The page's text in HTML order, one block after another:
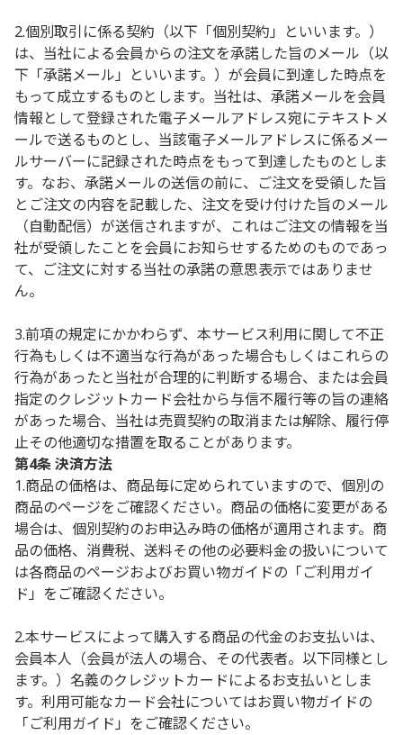
2.個別取引に係る契約（以下「個別契約」といいます。）
は、当社による会員からの注文を承諾した旨のメール（以
下「承諾メール」といいます。）が会員に到達した時点を
もって成立するものとします。当社は、承諾メールを会員
情報として登録された電子メールアドレス宛にテキストメ
ールで送るものとし、当該電子メールアドレスに係るメー
ルサーバーに記録された時点をもって到達したものとしま
す。なお、承諾メールの送信の前に、ご注文を受領した旨
とご注文の内容を記載した、注文を受け付けた旨のメール
（自動配信）が送信されますが、これはご注文の情報を当
社が受領したことを会員にお知らせするためのものであっ
て、ご注文に対する当社の承諾の意思表示ではありませ
ん。
3.前項の規定にかかわらず、本サービス利用に関して不正
行為もしくは不適当な行為があった場合もしくはこれらの
行為があったと当社が合理的に判断する場合、または会員
指定のクレジットカード会社から与信不履行等の旨の連絡
があった場合、当社は売買契約の取消または解除、履行停
止その他適切な措置を取ることがあります。
第4条 決済方法
1.商品の価格は、商品毎に定められていますので、個別の
商品のページをご確認ください。商品の価格に変更がある
場合は、個別契約のお申込み時の価格が適用されます。商
品の価格、消費税、送料その他の必要料金の扱いについて
は各商品のページおよびお買い物ガイドの「ご利用ガイ
ド」をご確認ください。
2.本サービスによって購入する商品の代金のお支払いは、
会員本人（会員が法人の場合、その代表者。以下同様とし
ます。）名義のクレジットカードによるお支払いとしま
す。利用可能なカード会社についてはお買い物ガイドの
「ご利用ガイド」をご確認ください。